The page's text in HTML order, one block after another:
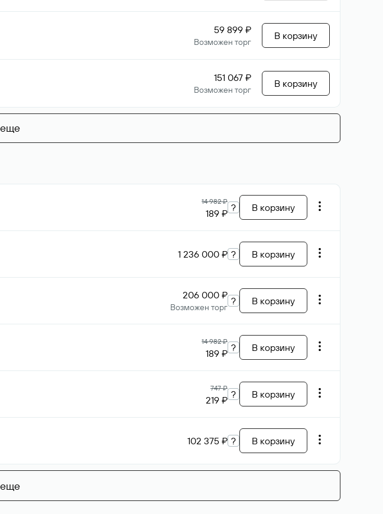
59 899 ₽
Возможен торг
В корзину
151 067 ₽
Возможен торг
В корзину
14 982 ₽
189 ₽ ? В корзину
1 236 000 ₽ ? В корзину
206 000 ₽
Возможен торг
? В корзину
14 982 ₽
189 ₽ ? В корзину
747 ₽
219 ₽ ? В корзину
102 375 ₽ ? В корзину